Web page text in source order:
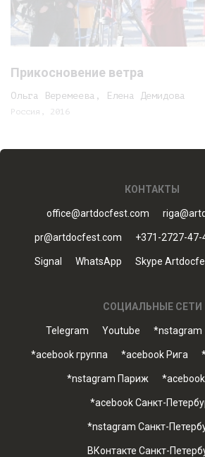
Прикосновение ветра
Ольга Веремеева, Елена Демидова
Россия, 2016
КОНТАКТЫ
office@artdocfest.com
pr@artdocfest.com +371-2727-47-
Signal WhatsApp Skype
СОЦИАЛЬНЫЕ СЕТИ
Telegram Youtube *nstagram
*acebook группа *acebook Рига
*nstagram Париж
*acebook Санкт-
*nstagram Санкт-
ВКонтакте Санкт-